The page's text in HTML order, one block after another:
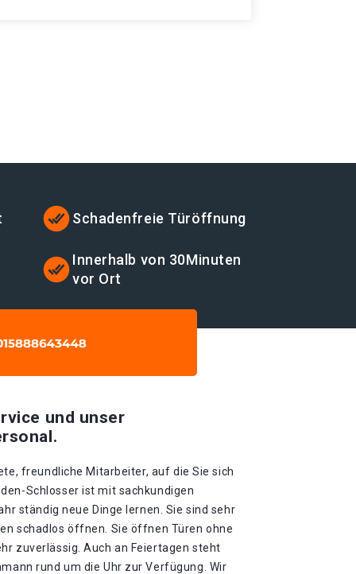
Schadenfreie Türöffnung
Innerhalb von 30Minuten
vor Ort
und unser
freundliche Mitarbeiter, auf die Sie sich
Schlosser ist mit sachkundigen
ständig neue Dinge lernen. Sie sind sehr
schadlos öffnen. Sie öffnen Türen ohne
zuverlässig. Auch an Feiertagen steht
rund um die Uhr zur Verfügung. Wir